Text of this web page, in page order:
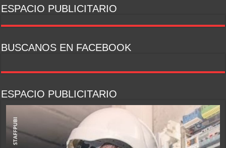
ESPACIO PUBLICITARIO
BUSCANOS EN FACEBOOK
ESPACIO PUBLICITARIO